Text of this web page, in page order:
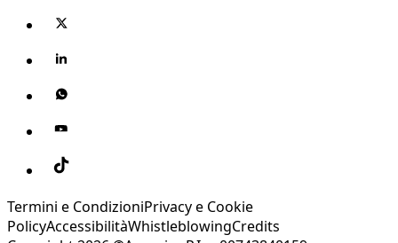
Termini e CondizioniPrivacy e Cookie
PolicyAccessibilitàWhistleblowingCredits